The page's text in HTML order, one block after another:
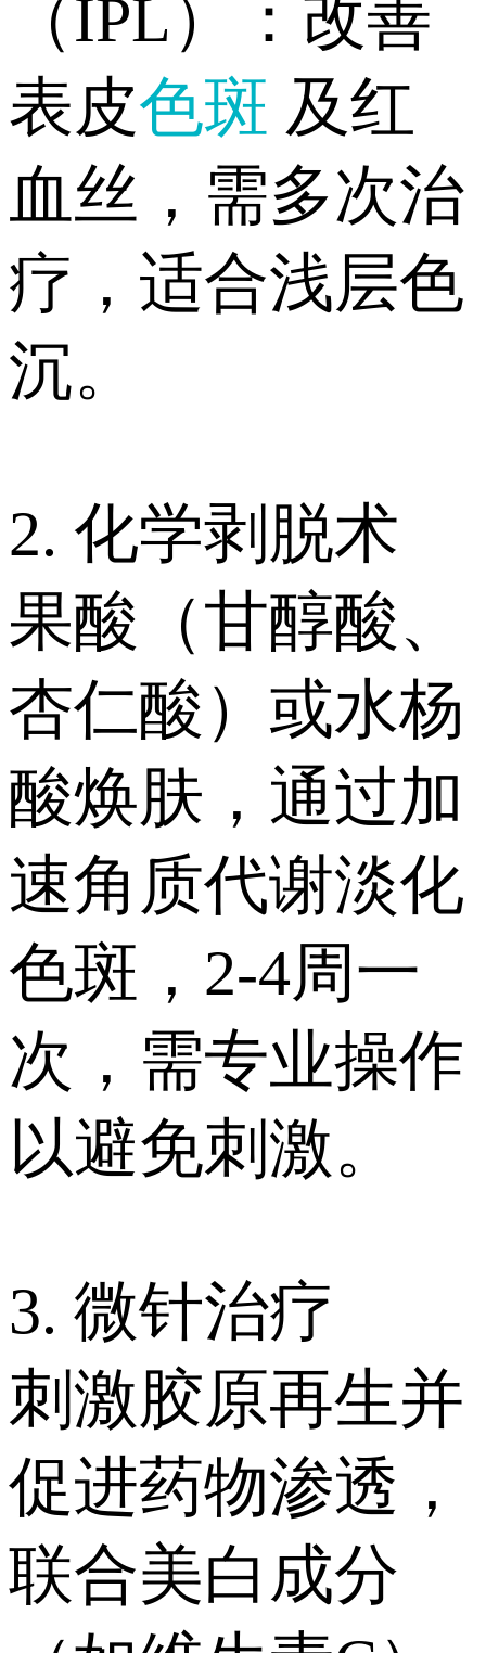
（IPL）：改善
表皮色斑 及红
血丝，需多次治
疗，适合浅层色
沉。
2. 化学剥脱术
果酸（甘醇酸、
杏仁酸）或水杨
酸焕肤，通过加
速角质代谢淡化
色斑，2-4周一
次，需专业操作
以避免刺激。
3. 微针治疗
刺激胶原再生并
促进药物渗透，
联合美白成分